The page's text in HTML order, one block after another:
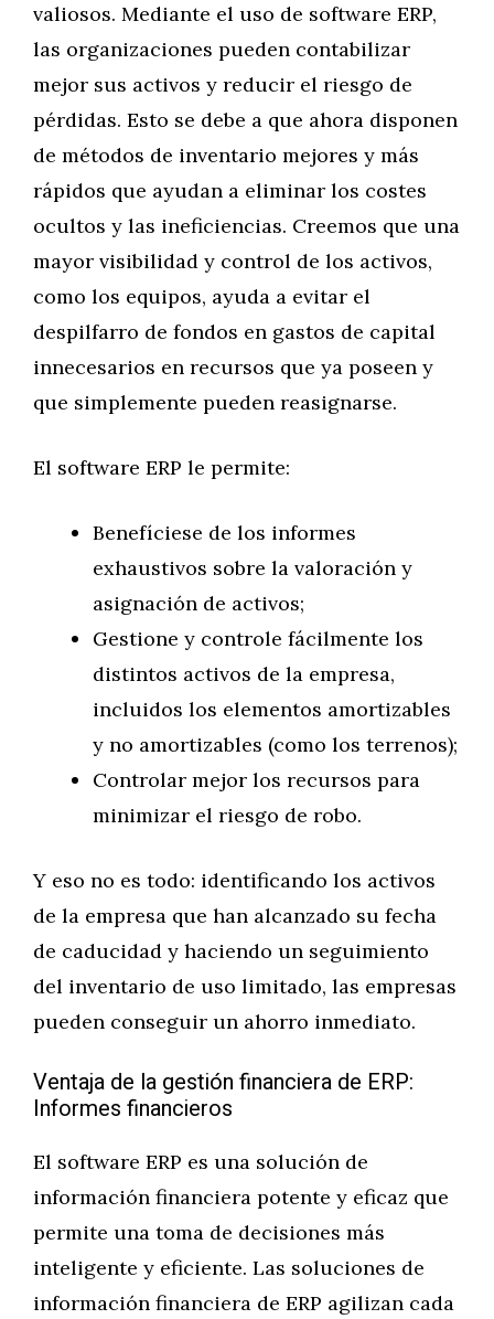
valiosos. Mediante el uso de software ERP,
las organizaciones pueden contabilizar
mejor sus activos y reducir el riesgo de
pérdidas. Esto se debe a que ahora disponen
de métodos de inventario mejores y más
rápidos que ayudan a eliminar los costes
ocultos y las ineficiencias. Creemos que una
mayor visibilidad y control de los activos,
como los equipos, ayuda a evitar el
despilfarro de fondos en gastos de capital
innecesarios en recursos que ya poseen y
que simplemente pueden reasignarse.
El software ERP le permite:
Benefíciese de los informes
exhaustivos sobre la valoración y
asignación de activos;
Gestione y controle fácilmente los
distintos activos de la empresa,
incluidos los elementos amortizables
y no amortizables (como los terrenos);
Controlar mejor los recursos para
minimizar el riesgo de robo.
Y eso no es todo: identificando los activos
de la empresa que han alcanzado su fecha
de caducidad y haciendo un seguimiento
del inventario de uso limitado, las empresas
pueden conseguir un ahorro inmediato.
Ventaja de la gestión financiera de ERP:
Informes financieros
El software ERP es una solución de
información financiera potente y eficaz que
permite una toma de decisiones más
inteligente y eficiente. Las soluciones de
información financiera de ERP agilizan cada